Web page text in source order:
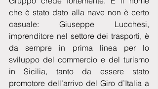
che è stato dato alla nave non è certo
casuale: Giuseppe Lucchesi,
imprenditore nel settore dei trasporti, è
da sempre in prima linea per lo
sviluppo del commercio e del turismo
in Sicilia, tanto da essere stato
promotore dell’arrivo del Giro d’Italia a